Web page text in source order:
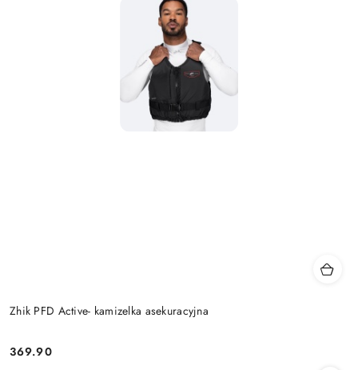
Zhik PFD Active- kamizelka asekuracyjna
Cena:
369.90